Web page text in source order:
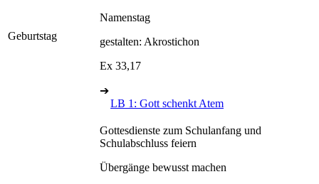
Geburtstag
Namenstag
gestalten: Akrostichon
Ex 33,17
➔
LB 1: Gott schenkt Atem
Gottesdienste zum Schulanfang und
Schulabschluss feiern
Übergänge bewusst machen